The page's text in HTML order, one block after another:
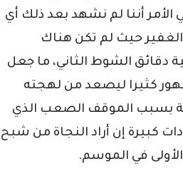
أننا لم نشهد بعد ذلك أي
حيث لم تكن هناك
دقائق الشوط الثاني، ما جعل
كثيرا ليصعد من لهجته
بسبب الموقف الصعب الذي
كبيرة إن أراد النجاة من شبح
الأولى في الموسم.